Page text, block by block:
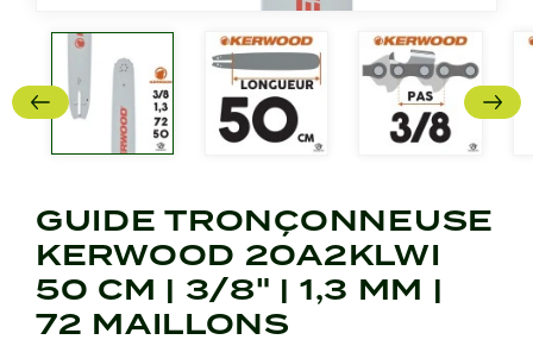
GUIDE TRONÇONNEUSE
KERWOOD 20A2KLWI
50 CM | 3/8" | 1,3 MM |
72 MAILLONS